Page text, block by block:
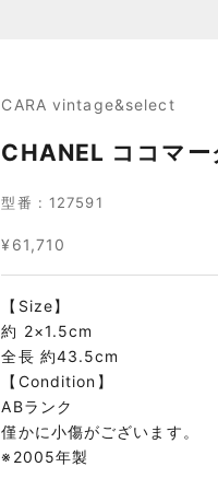
CARA vintage&select
CHANEL ココマ
型番 : 127591
セール価格
¥61,710
【Size】
約 2×1.5cm
全長 約43.5cm
【Condition】
ABランク
僅かに小傷がございます。
※2005年製